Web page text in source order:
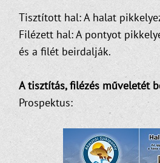
Tisztított hal: A halat
Filézett hal: A pontyot
és a filét beirdalják.
A tisztítás, filézés műveletét
Prospektus: